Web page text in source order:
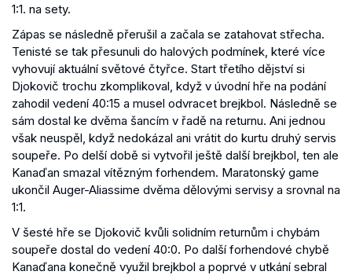
1:1. na sety.
Zápas se následně přerušil a začala se zatahovat střecha.
Tenisté se tak přesunuli do halových podmínek, které více
vyhovují aktuální světové čtyřce. Start třetího dějství si
Djokovič trochu zkomplikoval, když v úvodní hře na podání
zahodil vedení 40:15 a musel odvracet brejkbol. Následně se
sám dostal ke dvěma šancím v řadě na returnu. Ani jednou
však neuspěl, když nedokázal ani vrátit do kurtu druhý servis
soupeře. Po delší době si vytvořil ještě další brejkbol, ten ale
Kanaďan smazal vítězným forhendem. Maratonský game
ukončil Auger-Aliassime dvěma dělovými servisy a srovnal na
1:1.
V šesté hře se Djokovič kvůli solidním returnům i chybám
soupeře dostal do vedení 40:0. Po další forhendové chybě
Kanaďana konečně využil brejkbol a poprvé v utkání sebral